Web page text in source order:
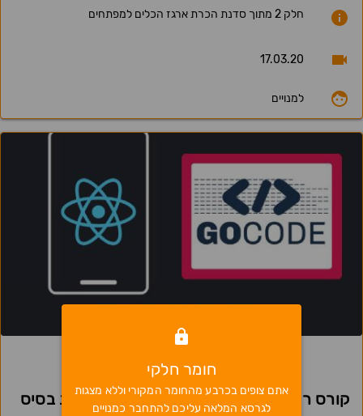
חלק 2 מתוך סדנת הכרת ארגז הכלים למפתחים
17.03.20
למנויים
קורס ריאקט נייטיב - שיעור 2 - קומפוננטות בסיס
חומר חלקי
אתם צופים בכרבע מהחומר המקורי וללא מצגות
לגרסא המלאה עליכם להתחבר כמנויים